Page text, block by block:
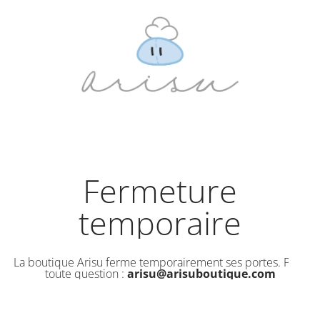
Fermeture
temporaire
La boutique Arisu ferme temporairement ses portes. Pour
toute question : arisu@arisuboutique.com